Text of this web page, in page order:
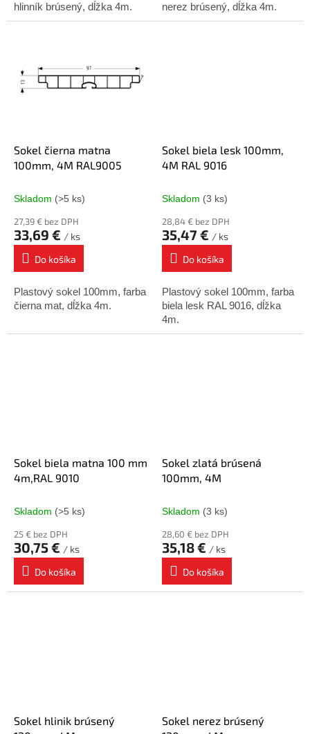
hlinník brúsený, dĺžka 4m.
nerez brúsený, dĺžka 4m.
Sokel čierna matna
100mm, 4M RAL9005
Skladom (>5 ks)
27,39 € bez DPH
33,69 € / ks
Do košíka
Plastový sokel 100mm, farba
čierna mat, dĺžka 4m.
Sokel biela lesk 100mm,
4M RAL 9016
Skladom (3 ks)
28,84 € bez DPH
35,47 € / ks
Do košíka
Plastový sokel 100mm, farba
biela lesk RAL 9016, dĺžka
4m.
Sokel biela matna 100 mm
4m,RAL 9010
Skladom (>5 ks)
25 € bez DPH
30,75 € / ks
Do košíka
Sokel zlatá brúsená
100mm, 4M
Skladom (3 ks)
28,60 € bez DPH
35,18 € / ks
Do košíka
Sokel hlinik brúsený
Sokel nerez brúsený